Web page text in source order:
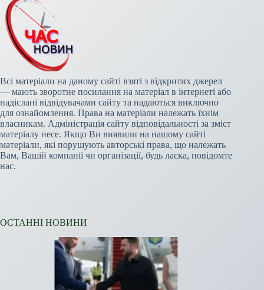
Всі матеріали на даному сайті взяті з відкритих джерел
— мають зворотне посилання на матеріал в інтернеті або
надіслані відвідувачами сайту та надаються виключно
для ознайомлення. Права на матеріали належать їхнім
власникам. Адміністрація сайту відповідальності за зміст
матеріалу несе. Якщо Ви виявили на нашому сайті
матеріали, які порушують авторські права, що належать
Вам, Вашій компанії чи організації, будь ласка, повідомте
нас.
ОСТАННІ НОВИНИ